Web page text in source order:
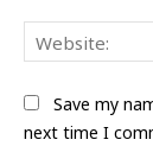
Save my
next time I